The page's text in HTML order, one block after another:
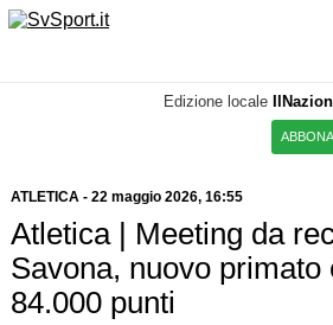
Edizione locale
ATLETICA- 22 maggio 2026, 16:55
Atletica | Meeting da
Savona, nuovo primato
84.000 punti